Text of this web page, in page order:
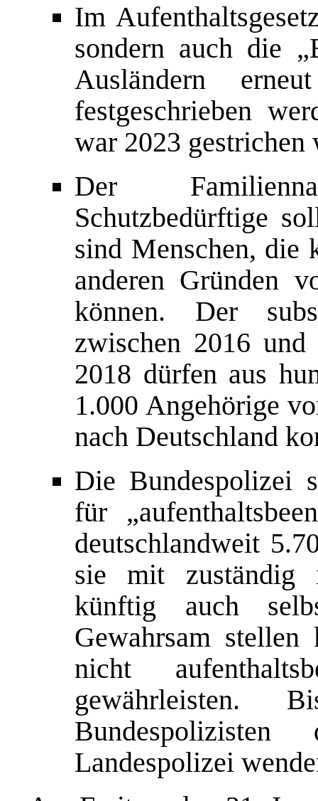
Im
sondern auch die
Ausländern
festgeschrieben
war 2023 gestrichen
Der
Schutzbedürftige
sind Menschen, die
anderen Gründen
können. Der
zwischen 2016 und
2018 dürfen aus
1.000 Angehörige
nach Deutschland
Die Bundespolizei
für
deutschlandweit
sie mit zuständig
künftig auch
Gewahrsam
nicht
gewährleisten.
Landespolizei